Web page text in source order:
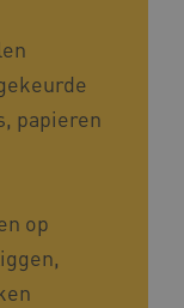
papieren
op